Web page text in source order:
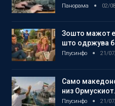
Панорама 02/
Зошто мажот
што одржува
Плусинфо 21/
Само
низ
Плусинфо 21/